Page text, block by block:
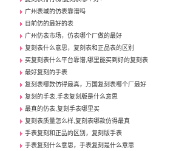
广州表城的仿表靠谱吗
目前仿的最好的表
广州仿表市场，仿表哪个厂做的最好
复刻表什么意思，复刻表和正品表的区别
买复刻表什么平台靠谱,哪里能买到好的复刻表
最好复刻的手表
复刻表哪款仿得最真，万国复刻表哪个厂最好
复刻的手表,手表复刻版是什么意思
最真的仿表,复刻手表哪里买
复刻表质量怎么样,复刻表哪款仿得最真
手表复刻和正品的区别，复刻版手表
手表复刻什么意思，手表复刻是什么意思